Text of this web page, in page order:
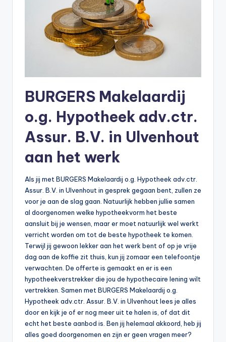
BURGERS Makelaardij
o.g. Hypotheek adv.ctr.
Assur. B.V. in Ulvenhout
aan het werk
Als jij met BURGERS Makelaardij o.g. Hypotheek adv.ctr.
Assur. B.V. in Ulvenhout in gesprek gegaan bent, zullen ze
voor je aan de slag gaan. Natuurlijk hebben jullie samen
al doorgenomen welke hypotheekvorm het beste
aansluit bij je wensen, maar er moet natuurlijk wel werkt
verricht worden om tot de beste hypotheek te komen.
Terwijl jij gewoon lekker aan het werk bent of op je vrije
dag aan de koffie zit thuis, kun jij zomaar een telefoontje
verwachten. De offerte is gemaakt en er is een
hypotheekverstrekker die jou de hypothecaire lening wilt
vertrekken. Samen met BURGERS Makelaardij o.g.
Hypotheek adv.ctr. Assur. B.V. in Ulvenhout lees je alles
door en kijk je of er nog meer uit te halen is, of dat dit
echt het beste aanbod is. Ben jij helemaal akkoord, heb jij
alles goed doorgenomen en zijn er geen vragen meer?